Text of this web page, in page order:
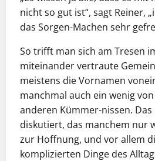
nicht so gut ist“, sagt Reiner,
das Sorgen-Machen sehr
So trifft man sich am Tresen
miteinander vertraute
meistens die Vornamen
manchmal auch ein wenig
anderen Kümmer-nissen.
diskutiert, das manchem nur
zur Hoffnung, und vor allem
komplizierten Dinge des